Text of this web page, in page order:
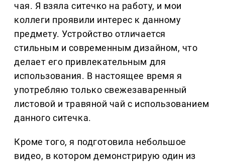
чая. Я взяла ситечко на работу, и мои
коллеги проявили интерес к данному
предмету. Устройство отличается
стильным и современным дизайном, что
делает его привлекательным для
использования. В настоящее время я
употребляю только свежезаваренный
листовой и травяной чай с использованием
данного ситечка.
Кроме того, я подготовила небольшое
видео, в котором демонстрирую один из